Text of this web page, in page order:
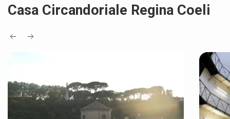
Casa Circandoriale Regina Coeli